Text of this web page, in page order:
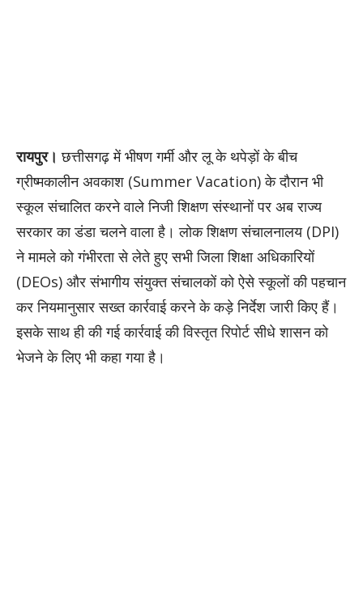
रायपुर। छत्तीसगढ़ में भीषण गर्मी और लू के थपेड़ों के बीच
ग्रीष्मकालीन अवकाश (Summer Vacation) के दौरान भी
स्कूल संचालित करने वाले निजी शिक्षण संस्थानों पर अब राज्य
सरकार का डंडा चलने वाला है। लोक शिक्षण संचालनालय (DPI)
ने मामले को गंभीरता से लेते हुए सभी जिला शिक्षा अधिकारियों
(DEOs) और संभागीय संयुक्त संचालकों को ऐसे स्कूलों की पहचान
कर नियमानुसार सख्त कार्रवाई करने के कड़े निर्देश जारी किए हैं।
इसके साथ ही की गई कार्रवाई की विस्तृत रिपोर्ट सीधे शासन को
भेजने के लिए भी कहा गया है।